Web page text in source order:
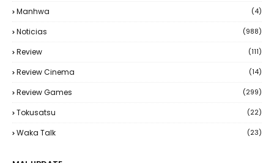
Manhwa (4)
Noticias (988)
Review (111)
Review Cinema (14)
Review Games (299)
Tokusatsu (22)
Waka Talk (23)